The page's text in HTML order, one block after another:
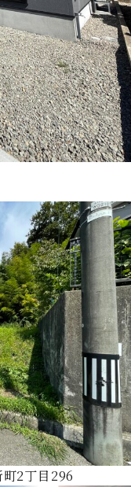
2丁目296